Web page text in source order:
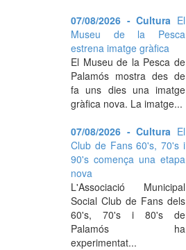
07/08/2026 - Cultura El
Museu de la Pesca
estrena imatge gràfica
El Museu de la Pesca de
Palamós mostra des de
fa uns dies una imatge
gràfica nova. La imatge...
07/08/2026 - Cultura El
Club de Fans 60's, 70's i
90's comença una etapa
nova
L'Associació Municipal
Social Club de Fans dels
60's, 70's i 80's de
Palamós ha
experimentat...